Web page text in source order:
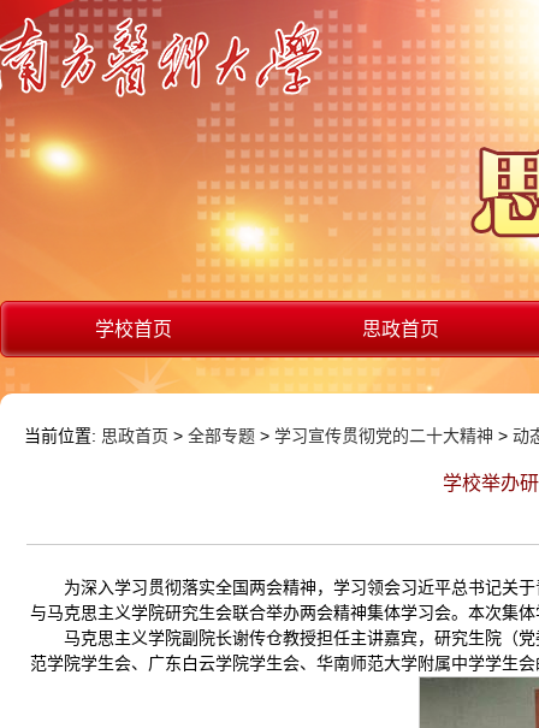
学校首页 思政首页
当前位置: 思政首页 > 全部专题 > 学习宣传贯彻党的二十大精神 > 动
学校举办
为深入学习贯彻落实全国两会精神，学习领会习近平总书记关
与马克思主义学院研究生会联合举办两会精神集体学习会。本次集
马克思主义学院副院长谢传仓教授担任主讲嘉宾，研究生院（
范学院学生会、广东白云学院学生会、华南师范大学附属中学学生